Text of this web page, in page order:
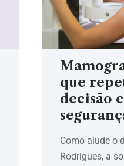
que
decisão
Como alude o
Rodrigues, a